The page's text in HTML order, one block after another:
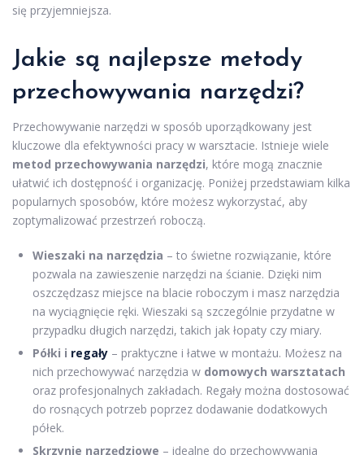
się przyjemniejsza.
Jakie są najlepsze metody
przechowywania narzędzi?
Przechowywanie narzędzi w sposób uporządkowany jest
kluczowe dla efektywności pracy w warsztacie. Istnieje wiele
metod przechowywania narzędzi, które mogą znacznie
ułatwić ich dostępność i organizację. Poniżej przedstawiam kilka
popularnych sposobów, które możesz wykorzystać, aby
zoptymalizować przestrzeń roboczą.
Wieszaki na narzędzia – to świetne rozwiązanie, które
pozwala na zawieszenie narzędzi na ścianie. Dzięki nim
oszczędzasz miejsce na blacie roboczym i masz narzędzia
na wyciągnięcie ręki. Wieszaki są szczególnie przydatne w
przypadku długich narzędzi, takich jak łopaty czy miary.
Półki i regały – praktyczne i łatwe w montażu. Możesz na
nich przechowywać narzędzia w domowych warsztatach
oraz profesjonalnych zakładach. Regały można dostosować
do rosnących potrzeb poprzez dodawanie dodatkowych
półek.
Skrzynie narzędziowe – idealne do przechowywania